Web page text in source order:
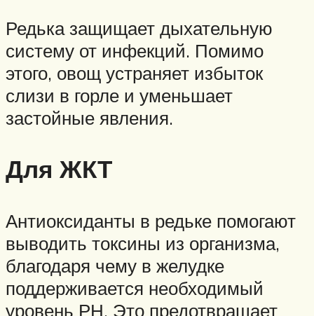
Редька защищает дыхательную
систему от инфекций. Помимо
этого, овощ устраняет избыток
слизи в горле и уменьшает
застойные явления.
Для ЖКТ
Антиоксиданты в редьке помогают
выводить токсины из организма,
благодаря чему в желудке
поддерживается необходимый
уровень РН. Это предотвращает